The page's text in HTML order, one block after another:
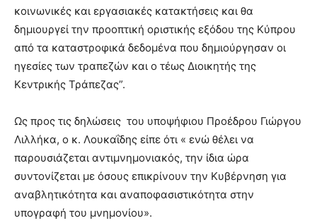
κοινωνικές και εργασιακές κατακτήσεις και θα
δημιουργεί την προοπτική οριστικής εξόδου της Κύπρου
από τα καταστροφικά δεδομένα που δημιούργησαν οι
ηγεσίες των τραπεζών και ο τέως Διοικητής της
Κεντρικής Τράπεζας”.
Ως προς τις δηλώσεις του υποψήφιου Προέδρου Γιώργου
Λιλλήκα, ο κ. Λουκαΐδης είπε ότι « ενώ θέλει να
παρουσιάζεται αντιμνημονιακός, την ίδια ώρα
συντονίζεται με όσους επικρίνουν την Κυβέρνηση για
αναβλητικότητα και αναποφασιστικότητα στην
υπογραφή του μνημονίου».